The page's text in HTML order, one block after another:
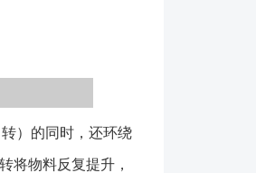
个输出轴，其中一个带
一输出轴带动螺旋臂整
时间依物料的分级、种
双螺旋混机机筒内两只
）的同时，还环绕
将物料反复提升，